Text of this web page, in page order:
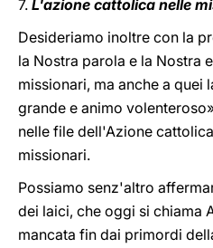
7. L'azione cattolica nelle
Desideriamo inoltre con la
la Nostra parola e la Nostra
missionari, ma anche a quei
grande e animo
nelle file dell'Azione
missionari.
Possiamo senz'altro
dei laici, che oggi si chiama
mancata fin dai primordi